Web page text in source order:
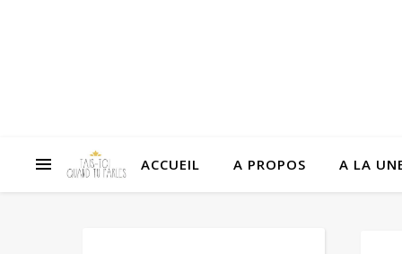
ACCUEIL A PROPOS A LA